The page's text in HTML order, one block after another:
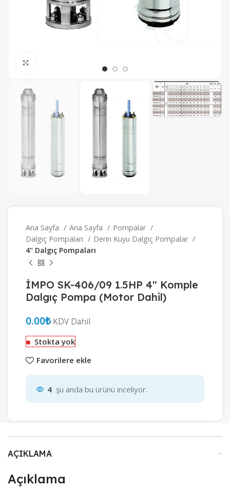
Ana Sayfa Ana Sayfa
Pompalar
Dalgıç Pompaları
Derin Kuyu Dalgıç Pompalar
4" Dalgıç Pompaları
İMPO SK-406/09 1.5HP 4″ Komple
Dalgıç Pompa (Motor Dahil)
₺
Stokta yok
Favorilere ekle
4 şu anda bu ürünü inceliyor.
AÇIKLAMA
Açıklama